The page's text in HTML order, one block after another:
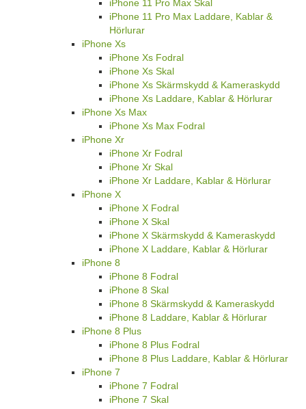
iPhone 11 Pro Max Skal
iPhone 11 Pro Max Laddare, Kablar &
Hörlurar
iPhone Xs
iPhone Xs Fodral
iPhone Xs Skal
iPhone Xs Skärmskydd & Kameraskydd
iPhone Xs Laddare, Kablar & Hörlurar
iPhone Xs Max
iPhone Xs Max Fodral
iPhone Xr
iPhone Xr Fodral
iPhone Xr Skal
iPhone Xr Laddare, Kablar & Hörlurar
iPhone X
iPhone X Fodral
iPhone X Skal
iPhone X Skärmskydd & Kameraskydd
iPhone X Laddare, Kablar & Hörlurar
iPhone 8
iPhone 8 Fodral
iPhone 8 Skal
iPhone 8 Skärmskydd & Kameraskydd
iPhone 8 Laddare, Kablar & Hörlurar
iPhone 8 Plus
iPhone 8 Plus Fodral
iPhone 8 Plus Laddare, Kablar & Hörlurar
iPhone 7
iPhone 7 Fodral
iPhone 7 Skal